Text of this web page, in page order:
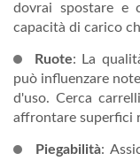
dovrai spostare e
capacità di carico
Ruote: La
può influenzare
d'uso. Cerca
affrontare superfici
Piegabilità: